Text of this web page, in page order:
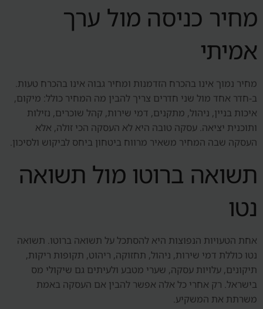
מחיר כניסה מול ערך
אמיתי
מחיר נמוך אינו בהכרח הזדמנות ומחיר גבוה אינו בהכרח טעות.
ב-חדר אחד מול שני חדרים צריך להבין מה המחיר כולל: מיקום,
איכות בניין, ניהול, מתקנים, דמי שירות, קהל שוכרים, נזילות
ותוכנית יציאה. עסקה טובה היא לא העסקה הכי זולה, אלא
העסקה שבה המחיר משאיר מרווח ביטחון ביחס לביקוש ולסיכון.
תשואה ברוטו מול תשואה
נטו
אחת הטעויות הנפוצות היא להסתכל על תשואה ברוטו. תשואה
נטו כוללת דמי שירות, ניהול, תחזוקה, ריהוט, תקופות ריקות,
תיקונים, עלויות עסקה, שערי מטבע ולעיתים גם שיקולי מס
בישראל. רק אחרי כל אלה אפשר להבין אם העסקה באמת
משרתת את המשקיע.